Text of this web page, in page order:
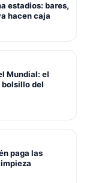
estadios: bares,
hacen caja
Mundial: el
bolsillo del
paga las